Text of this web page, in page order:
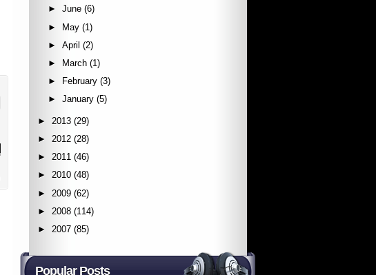
►June (6)
► May (1)
►April (2)
►
March (1)
►
February (3)
►January (5)
► 2013 (29)
► 2012 (28)
► 2011 (46)
► 2010 (48)
► 2009 (62)
► 2008 (114)
► 2007 (85)
Popular Posts